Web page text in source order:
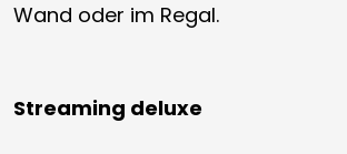
Wand oder im Regal.
Streaming deluxe